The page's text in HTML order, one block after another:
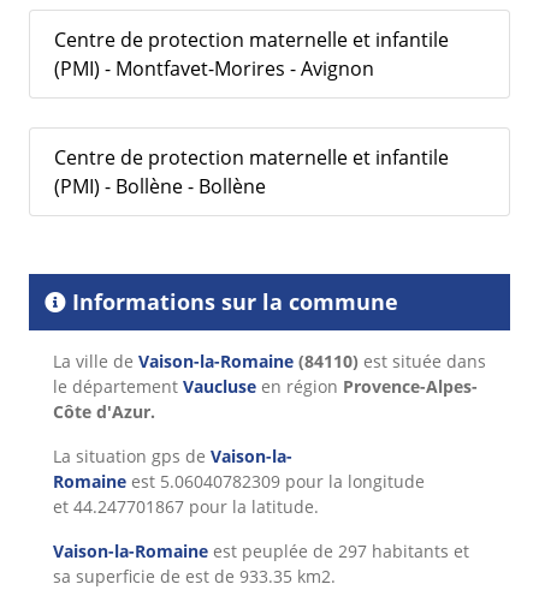
Centre de protection maternelle et infantile
(PMI) - Montfavet-Morires - Avignon
Centre de protection maternelle et infantile
(PMI) - Bollène - Bollène
Informations sur la commune
La ville de Vaison-la-Romaine (84110) est située dans
le département Vaucluse en région Provence-Alpes-
Côte d'Azur.
La situation gps de Vaison-la-
Romaine est 5.06040782309 pour la longitude
et 44.247701867 pour la latitude.
Vaison-la-Romaine est peuplée de 297 habitants et
sa superficie de est de 933.35 km2.